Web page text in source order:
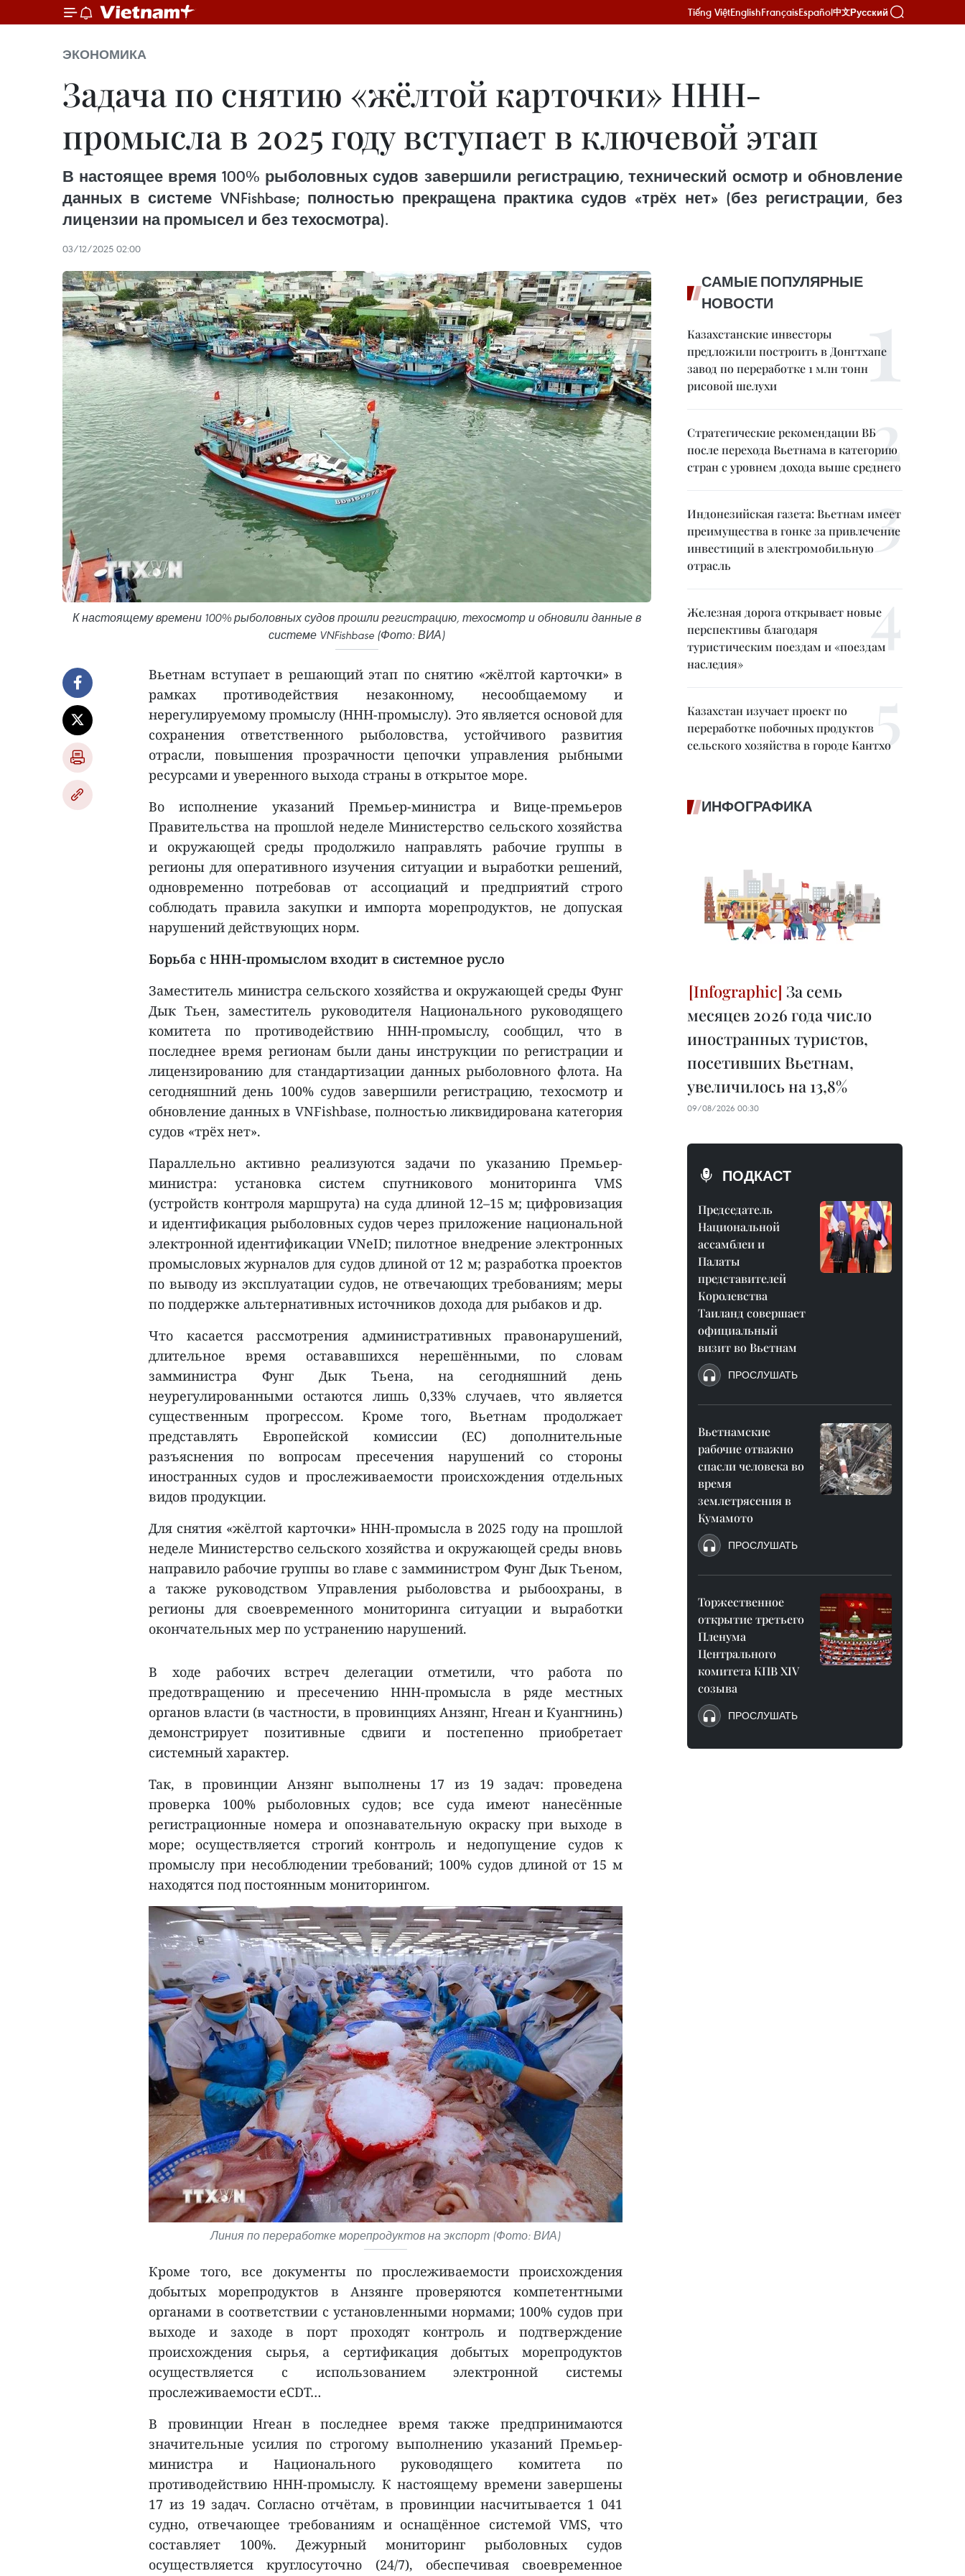
Tiếng ViệtEnglishFrançaisEspañol中文Русский
ЭКОНОМИКА
Задача по снятию «жёлтой карточки» ННН-
промысла в 2025 году вступает в ключевой этап
В настоящее время 100% рыболовных судов завершили регистрацию, технический осмотр и обновление
данных в системе VNFishbase; полностью прекращена практика судов «трёх нет» (без регистрации, без
лицензии на промысел и без техосмотра).
03/12/2025 02:00
К настоящему времени 100% рыболовных судов прошли регистрацию, техосмотр и обновили данные в
системе VNFishbase (Фото: ВИА)
Вьетнам вступает в решающий этап по снятию «жёлтой карточки» в
рамках противодействия незаконному, несообщаемому и
нерегулируемому промыслу (ННН-промыслу). Это является основой для
сохранения ответственного рыболовства, устойчивого развития
отрасли, повышения прозрачности цепочки управления рыбными
ресурсами и уверенного выхода страны в открытое море.
Во исполнение указаний Премьер-министра и Вице-премьеров
Правительства на прошлой неделе Министерство сельского хозяйства
и окружающей среды продолжило направлять рабочие группы в
регионы для оперативного изучения ситуации и выработки решений,
одновременно потребовав от ассоциаций и предприятий строго
соблюдать правила закупки и импорта морепродуктов, не допуская
нарушений действующих норм.
Борьба с ННН-промыслом входит в системное русло
Заместитель министра сельского хозяйства и окружающей среды Фунг
Дык Тьен, заместитель руководителя Национального руководящего
комитета по противодействию ННН-промыслу, сообщил, что в
последнее время регионам были даны инструкции по регистрации и
лицензированию для стандартизации данных рыболовного флота. На
сегодняшний день 100% судов завершили регистрацию, техосмотр и
обновление данных в VNFishbase, полностью ликвидирована категория
судов «трёх нет».
Параллельно активно реализуются задачи по указанию Премьер-
министра: установка систем спутникового мониторинга VMS
(устройств контроля маршрута) на суда длиной 12–15 м; цифровизация
и идентификация рыболовных судов через приложение национальной
электронной идентификации VNeID; пилотное внедрение электронных
промысловых журналов для судов длиной от 12 м; разработка проектов
по выводу из эксплуатации судов, не отвечающих требованиям; меры
по поддержке альтернативных источников дохода для рыбаков и др.
Что касается рассмотрения административных правонарушений,
длительное время остававшихся нерешёнными, по словам
замминистра Фунг Дык Тьена, на сегодняшний день
неурегулированными остаются лишь 0,33% случаев, что является
существенным прогрессом. Кроме того, Вьетнам продолжает
представлять Европейской комиссии (EC) дополнительные
разъяснения по вопросам пресечения нарушений со стороны
иностранных судов и прослеживаемости происхождения отдельных
видов продукции.
Для снятия «жёлтой карточки» ННН-промысла в 2025 году на прошлой
неделе Министерство сельского хозяйства и окружающей среды вновь
направило рабочие группы во главе с замминистром Фунг Дык Тьеном,
а также руководством Управления рыболовства и рыбоохраны, в
регионы для своевременного мониторинга ситуации и выработки
окончательных мер по устранению нарушений.
В ходе рабочих встреч делегации отметили, что работа по
предотвращению и пресечению ННН-промысла в ряде местных
органов власти (в частности, в провинциях Анзянг, Нгеан и Куангнинь)
демонстрирует позитивные сдвиги и постепенно приобретает
системный характер.
Так, в провинции Анзянг выполнены 17 из 19 задач: проведена
проверка 100% рыболовных судов; все суда имеют нанесённые
регистрационные номера и опознавательную окраску при выходе в
море; осуществляется строгий контроль и недопущение судов к
промыслу при несоблюдении требований; 100% судов длиной от 15 м
находятся под постоянным мониторингом.
Линия по переработке морепродуктов на экспорт (Фото: ВИА)
Кроме того, все документы по прослеживаемости происхождения
добытых морепродуктов в Анзянге проверяются компетентными
органами в соответствии с установленными нормами; 100% судов при
выходе и заходе в порт проходят контроль и подтверждение
происхождения сырья, а сертификация добытых морепродуктов
осуществляется с использованием электронной системы
прослеживаемости eCDT…
В провинции Нгеан в последнее время также предпринимаются
значительные усилия по строгому выполнению указаний Премьер-
министра и Национального руководящего комитета по
противодействию ННН-промыслу. К настоящему времени завершены
17 из 19 задач. Согласно отчётам, в провинции насчитывается 1 041
судно, отвечающее требованиям и оснащённое системой VMS, что
составляет 100%. Дежурный мониторинг рыболовных судов
осуществляется круглосуточно (24/7), обеспечивая своевременное
САМЫЕ ПОПУЛЯРНЫЕ
НОВОСТИ
Казахстанские инвесторы
предложили построить в Донгтхапе
завод по переработке 1 млн тонн
рисовой шелухи
Стратегические рекомендации ВБ
после перехода Вьетнама в категорию
стран с уровнем дохода выше среднего
Индонезийская газета: Вьетнам имеет
преимущества в гонке за привлечение
инвестиций в электромобильную
отрасль
Железная дорога открывает новые
перспективы благодаря
туристическим поездам и «поездам
наследия»
Казахстан изучает проект по
переработке побочных продуктов
сельского хозяйства в городе Кантхо
ИНФОГРАФИКА
За семь
месяцев 2026 года число
иностранных туристов,
посетивших Вьетнам,
увеличилось на 13,8%
09/08/2026 00:30
ПОДКАСТ
Председатель
Национальной
ассамблеи и
Палаты
представителей
Королевства
Таиланд совершает
официальный
визит во Вьетнам
ПРОСЛУШАТЬ
Вьетнамские
рабочие отважно
спасли человека во
время
землетрясения в
Кумамото
ПРОСЛУШАТЬ
Торжественное
открытие третьего
Пленума
Центрального
комитета КПВ XIV
созыва
ПРОСЛУШАТЬ